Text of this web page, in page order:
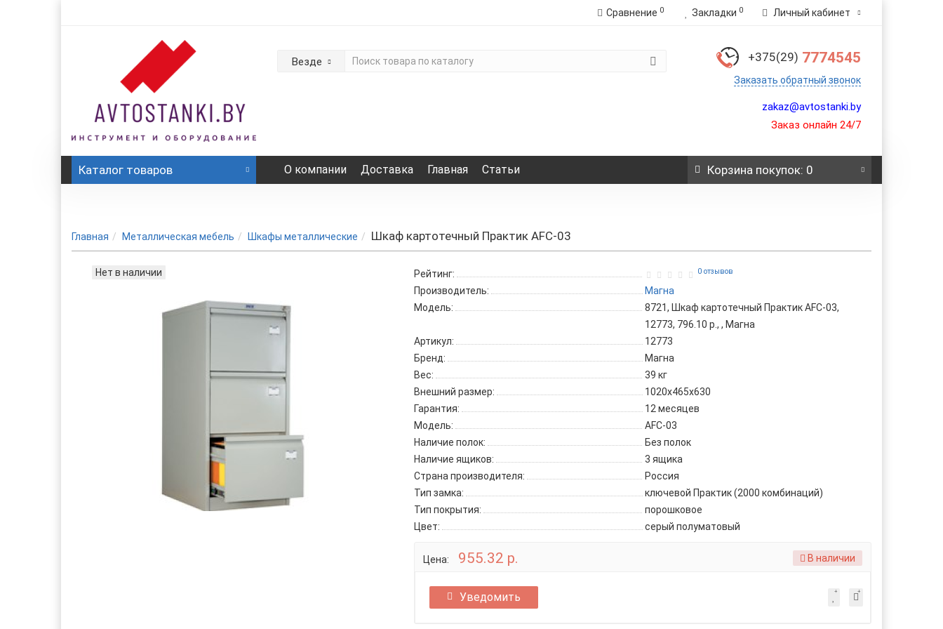
Сравнение 0 Закладки 0 Личный кабинет
Везде +375(29) 7774545
Заказать обратный звонок
zakaz@avtostanki.by
Заказ онлайн 24/7
Каталог товаров О компании Доставка Главная Статьи Корзинапокупок: 0
Главная Металлическая мебель Шкафы металлические Шкаф картотечный Практик AFC-03
Нет в наличии Рейтинг: 0 отзывов
Производитель:
Магна
Модель:
8721, Шкаф картотечный Практик AFC-03,
12773, 796.10 р., , Магна
Артикул:
12773
Бренд:
Магна
Вес:
39 кг
Внешний размер:
1020x465x630
Гарантия:
12 месяцев
Модель:
AFC-03
Наличие полок:
Без полок
Наличие ящиков:
3 ящика
Страна производителя:
Россия
Тип замка:
ключевой Практик (2000 комбинаций)
Тип покрытия:
порошковое
Цвет:
серый полуматовый
Цена: 955.32 р. В наличии
Уведомить